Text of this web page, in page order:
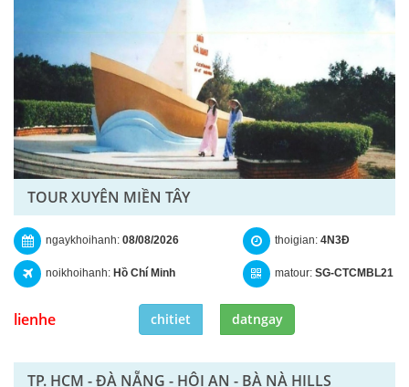
TOUR XUYÊN MIỀN TÂY
ngaykhoihanh: 08/08/2026
noikhoihanh: Hồ Chí Minh
thoigian: 4N3Đ
matour: SG-CTCMBL21
lienhe chitiet datngay
TP. HCM - ĐÀ NẴNG - HỘI AN - BÀ NÀ HILLS